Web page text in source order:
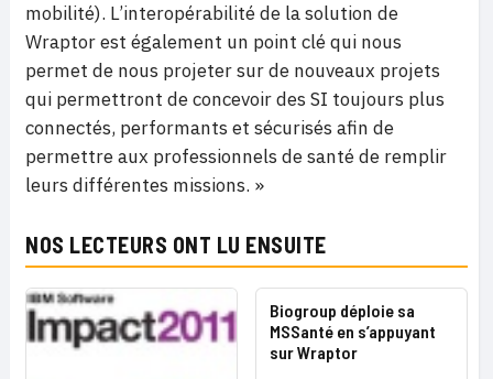
mobilité). L’interopérabilité de la solution de
Wraptor est également un point clé qui nous
permet de nous projeter sur de nouveaux projets
qui permettront de concevoir des SI toujours plus
connectés, performants et sécurisés afin de
permettre aux professionnels de santé de remplir
leurs différentes missions. »
NOS LECTEURS ONT LU ENSUITE
Biogroup déploie sa
MSSanté en s’appuyant
sur Wraptor